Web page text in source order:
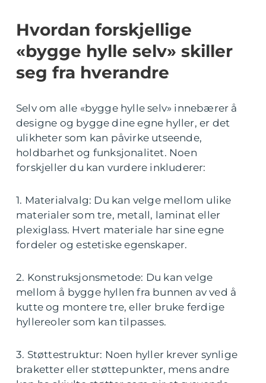
Hvordan forskjellige
«bygge hylle selv» skiller
seg fra hverandre
Selv om alle «bygge hylle selv» innebærer å
designe og bygge dine egne hyller, er det
ulikheter som kan påvirke utseende,
holdbarhet og funksjonalitet. Noen
forskjeller du kan vurdere inkluderer:
1. Materialvalg: Du kan velge mellom ulike
materialer som tre, metall, laminat eller
plexiglass. Hvert materiale har sine egne
fordeler og estetiske egenskaper.
2. Konstruksjonsmetode: Du kan velge
mellom å bygge hyllen fra bunnen av ved å
kutte og montere tre, eller bruke ferdige
hyllereoler som kan tilpasses.
3. Støttestruktur: Noen hyller krever synlige
braketter eller støttepunkter, mens andre